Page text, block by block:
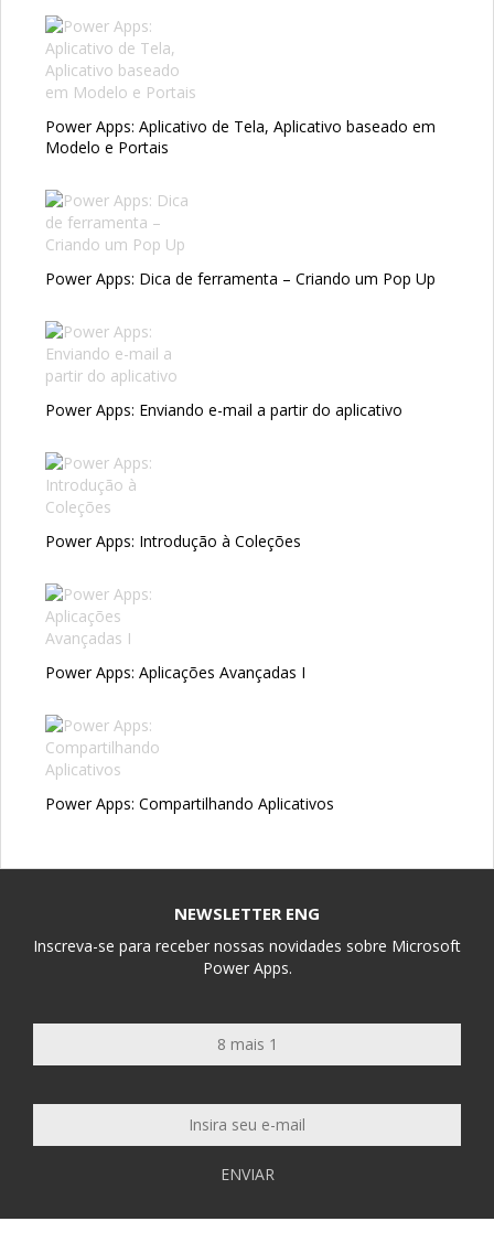
Power Apps: Aplicativo de Tela, Aplicativo baseado em
Modelo e Portais
Power Apps: Dica de ferramenta – Criando um Pop Up
Power Apps: Enviando e-mail a partir do aplicativo
Power Apps: Introdução à Coleções
Power Apps: Aplicações Avançadas I
Power Apps: Compartilhando Aplicativos
NEWSLETTER ENG
Inscreva-se para receber nossas novidades sobre Microsoft
Power Apps.
ENVIAR